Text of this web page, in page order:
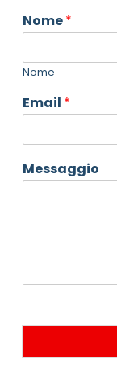
Nome*
Nome
Email *
Messaggio